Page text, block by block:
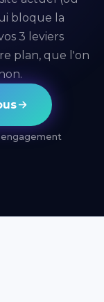
bloque la
3 leviers
plan, que l'on
engagement